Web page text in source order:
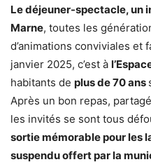
Le déjeuner-spectacle, un
Marne, toutes les
d’animations conviviales et
janvier 2025, c’est à
habitants de plus de 70 ans
Après un bon repas,
les invités se sont tous
sortie mémorable pour les
suspendu offert par la